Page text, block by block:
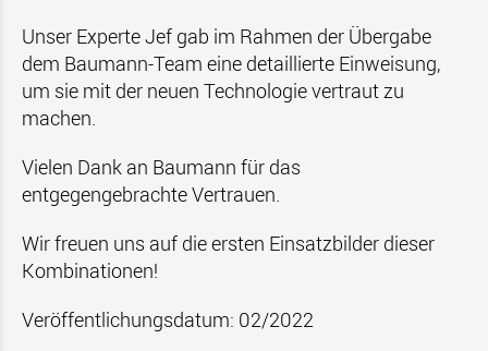
Unser Experte Jef gab im Rahmen der Übergabe
dem Baumann-Team eine detaillierte Einweisung,
um sie mit der neuen Technologie vertraut zu
machen.
Vielen Dank an Baumann für das
entgegengebrachte Vertrauen.
Wir freuen uns auf die ersten Einsatzbilder dieser
Kombinationen!
Veröffentlichungsdatum: 02/2022